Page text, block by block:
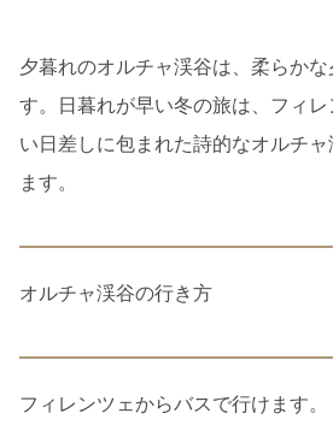
夕暮れのオルチャ渓谷は、柔らかな
す。日暮れが早い冬の旅は、フィ
い日差しに包まれた詩的なオルチ
ます。
オルチャ渓谷の行き方
フィレンツェからバスで行けます